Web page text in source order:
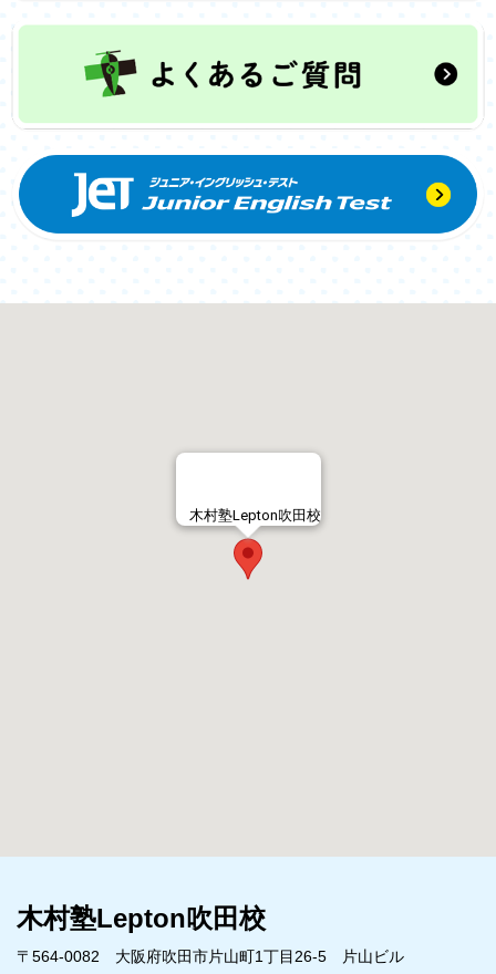
木村塾Lepton吹田校
木村塾Lepton吹田校
〒564-0082 大阪府吹田市片山町1丁目26-5 片山ビル